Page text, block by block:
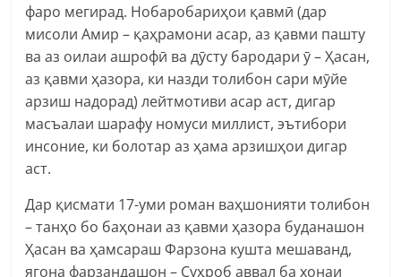
фаро мегирад. Нобаробариҳои қавмӣ (дар
мисоли Амир – қаҳрамони асар, аз қавми пашту
ва аз оилаи ашрофӣ ва дӯсту бародари ӯ – Ҳасан,
аз қавми ҳазора, ки назди толибон сари мӯйе
арзиш надорад) лейтмотиви асар аст, дигар
масъалаи шарафу номуси миллист, эътибори
инсоние, ки болотар аз ҳама арзишҳои дигар
аст.
Дар қисмати 17-уми роман ваҳшонияти толибон
– танҳо бо баҳонаи аз қавми ҳазора буданашон
Ҳасан ва ҳамсараш Фарзона кушта мешаванд,
ягона фарзандашон – Суҳроб аввал ба хонаи